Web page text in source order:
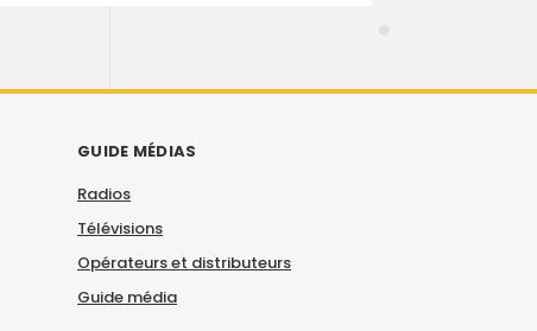
GUIDE MÉDIAS
Radios
Télévisions
Opérateurs et distributeurs
Guide média